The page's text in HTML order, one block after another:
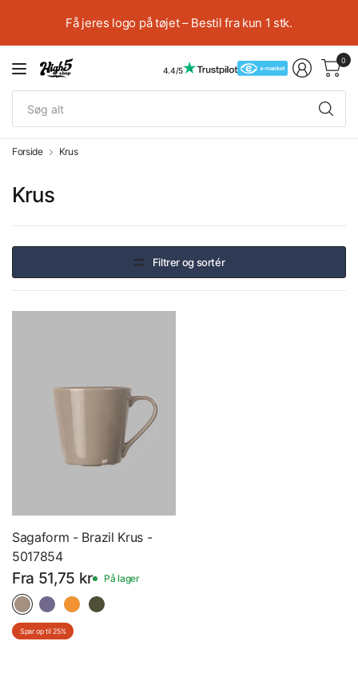
Få jeres logo på tøjet – Bestil fra kun 1 stk.
4.4/5
0
Forside Krus
Krus
Filtrer og sortér
Sagaform - Brazil Krus -
5017854
Fra 51,75 kr På lager
Spar op til 25%